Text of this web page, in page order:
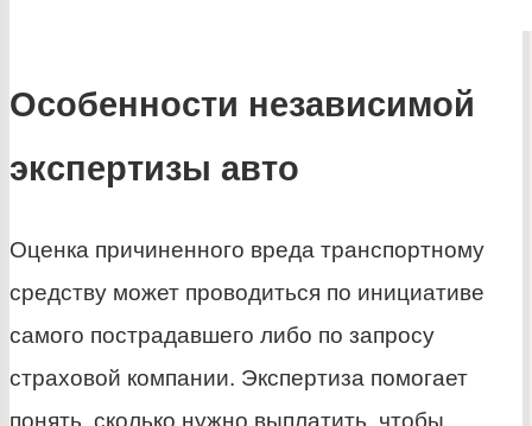
Особенности независимой
экспертизы авто
Оценка причиненного вреда транспортному
средству может проводиться по инициативе
самого пострадавшего либо по запросу
страховой компании. Экспертиза помогает
понять, сколько нужно выплатить, чтобы